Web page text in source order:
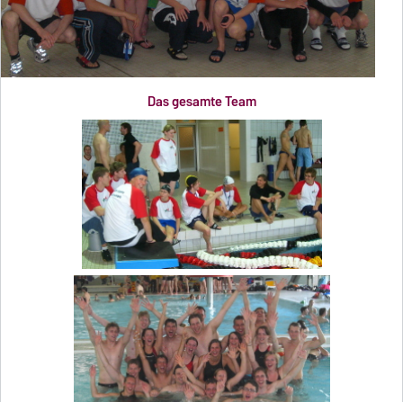
Das gesamte Team